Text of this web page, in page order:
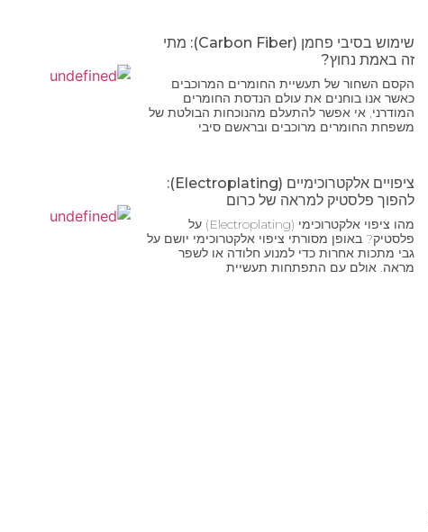
שימוש בסיבי פחמן (Carbon Fiber): מתי
זה באמת נחוץ?
הקסם השחור של תעשיית החומרים המרוכבים
כאשר אנו בוחנים את עולם הנדסת החומרים
המודרני, אי אפשר להתעלם מהנוכחות הבולטת של
משפחת החומרים מרוכבים ובראשם סיבי
ציפויים אלקטרוכימיים (Electroplating):
להפוך פלסטיק למראה של כרום
מהו ציפוי אלקטרוכימי (Electroplating) על
פלסטיק? באופן מסורתי ציפוי אלקטרוכימי יושם על
גבי מתכות אחרות כדי למנוע חלודה או לשפר
מראה. אולם עם התפתחות תעשיית